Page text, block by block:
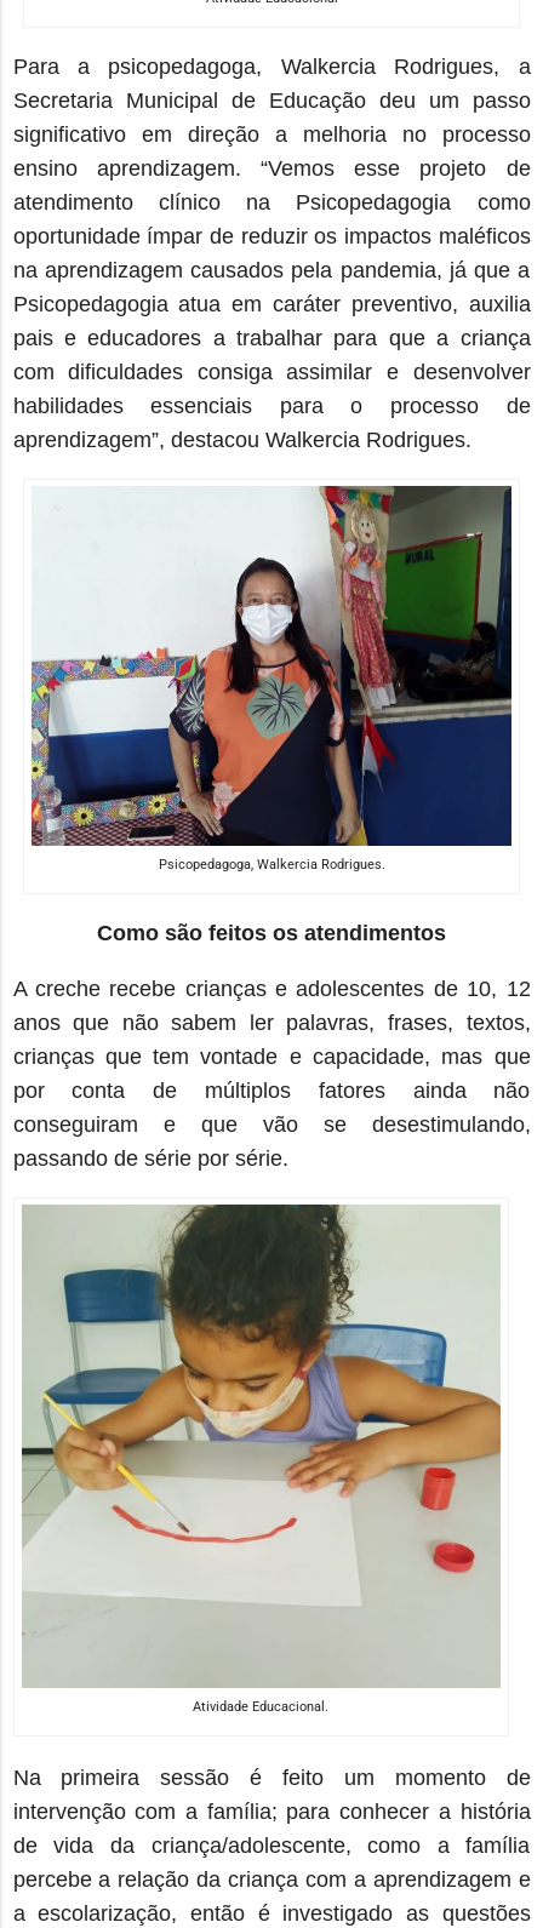
Para a psicopedagoga, Walkercia Rodrigues, a
Secretaria Municipal de Educação deu um passo
significativo em direção a melhoria no processo
ensino aprendizagem. “Vemos esse projeto de
atendimento clínico na Psicopedagogia como
oportunidade ímpar de reduzir os impactos maléficos
na aprendizagem causados pela pandemia, já que a
Psicopedagogia atua em caráter preventivo, auxilia
pais e educadores a trabalhar para que a criança
com dificuldades consiga assimilar e desenvolver
habilidades essenciais para o processo de
aprendizagem”, destacou Walkercia Rodrigues.
Psicopedagoga, Walkercia Rodrigues.
Como são feitos os atendimentos
A creche recebe crianças e adolescentes de 10, 12
anos que não sabem ler palavras, frases, textos,
crianças que tem vontade e capacidade, mas que
por conta de múltiplos fatores ainda não
conseguiram e que vão se desestimulando,
passando de série por série.
Atividade Educacional.
Na primeira sessão é feito um momento de
intervenção com a família; para conhecer a história
de vida da criança/adolescente, como a família
percebe a relação da criança com a aprendizagem e
a escolarização, então é investigado as questões